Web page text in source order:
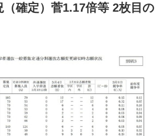
（確定）菅1.17倍等 2枚目の